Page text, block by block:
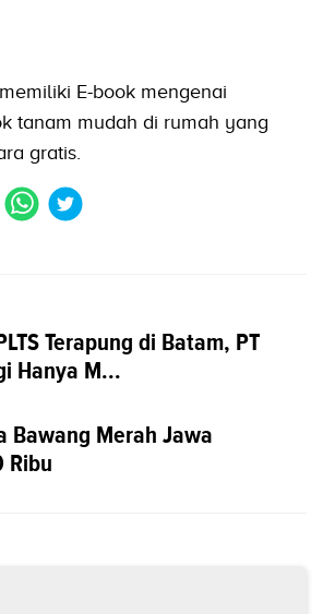
E-book mengenai
tanam mudah di rumah yang
gratis.
Terapung di Batam, PT
Hanya M...
Bawang Merah Jawa
Ribu